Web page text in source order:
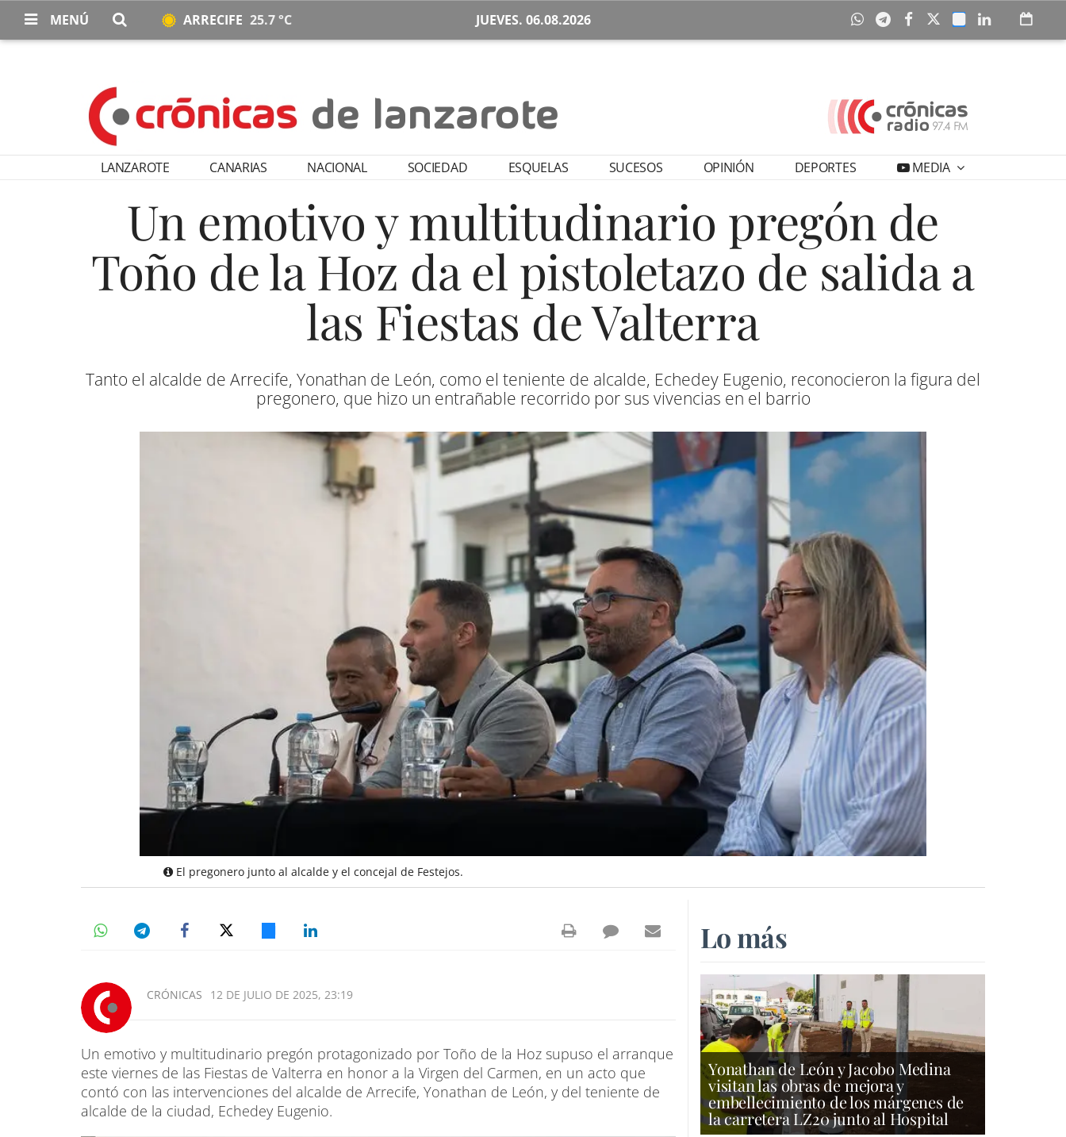
MENÚ ARRECIFE 25.7 °C JUEVES. 06.08.2026
LANZAROTE CANARIAS NACIONAL SOCIEDAD ESQUELAS SUCESOS OPINIÓN DEPORTES MEDIA
Un emotivo y multitudinario pregón de
Toño de la Hoz da el pistoletazo de salida a
las Fiestas de Valterra
Tanto el alcalde de Arrecife, Yonathan de León, como el teniente de alcalde, Echedey Eugenio, reconocieron la figura del
pregonero, que hizo un entrañable recorrido por sus vivencias en el barrio
El pregonero junto al alcalde y el concejal de Festejos.
CRÓNICAS 12 DE JULIO DE 2025, 23:19
Un emotivo y multitudinario pregón protagonizado por Toño de la Hoz supuso el arranque
este viernes de las Fiestas de Valterra en honor a la Virgen del Carmen, en un acto que
contó con las intervenciones del alcalde de Arrecife, Yonathan de León, y del teniente de
alcalde de la ciudad, Echedey Eugenio.
Lo más
Yonathan de León y Jacobo Medina
visitan las obras de mejora y
embellecimiento de los márgenes de
la carretera LZ20 junto al Hospital